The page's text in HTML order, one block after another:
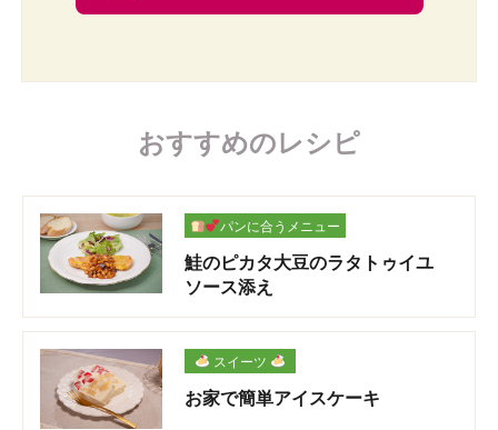
おすすめのレシピ
パンに合うメニュー
鮭のピカタ大豆のラタトゥイユ
ソース添え
スイーツ
お家で簡単アイスケーキ